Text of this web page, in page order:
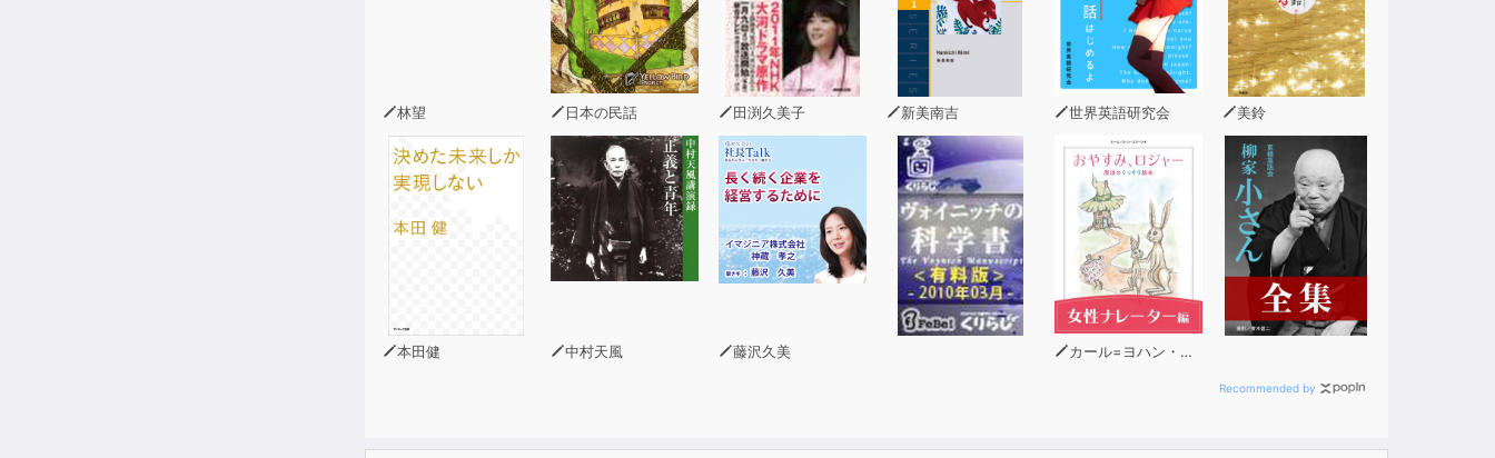
林望 日本の民話 田渕久美子 新美南吉 世界英語研究会 美鈴
本田健 中村天風 藤沢久美 カール=ヨハン・エリーン
Recommended by